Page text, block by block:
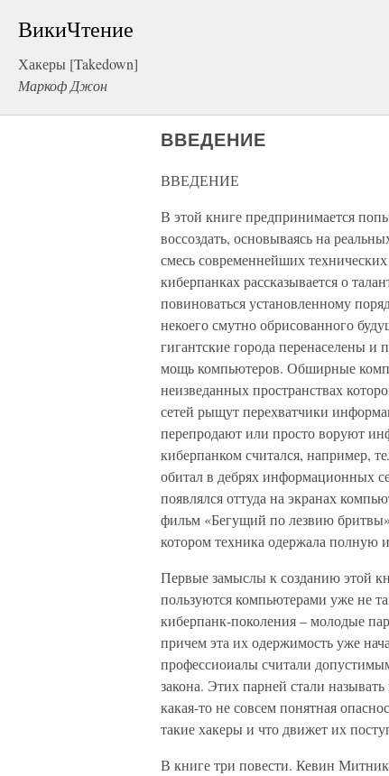
ВикиЧтение
Хакеры [Takedown]
Маркоф Джон
ВВЕДЕНИЕ
ВВЕДЕНИЕ
В этой книге предпринимается
воссоздать, основываясь на
смесь современнейших
киберпанках рассказывается о
повиноваться установленному
некоего смутно обрисованного
гигантские города перенаселены и
мощь компьютеров. Обширные
неизведанных пространствах
сетей рыщут перехватчики
перепродают или просто воруют
киберпанком считался, например,
обитал в дебрях информационных
появлялся оттуда на экранах
фильм «Бегущий по лезвию
котором техника одержала полную
Первые замыслы к созданию этой
пользуются компьютерами уже не
киберпанк-поколения – молодые
причем эта их одержимость уже
профессиоиалы считали
закона. Этих парней стали
какая-то не совсем понятная
такие хакеры и что движет их
В книге три повести. Кевин Митник